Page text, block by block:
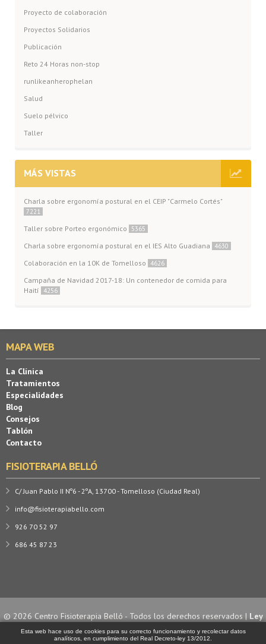
Proyecto de colaboración
Proyectos Solidarios
Publicación
Reto 24 Horas non-stop
runlikeanherophelan
Salud
Suelo pélvico
Taller
MÁS VISTAS
Charla sobre ergonomía postural en el CEIP "Carmelo Cortés"
7221
Taller sobre Porteo ergonómico 5365
Charla sobre ergonomía postural en el IES Alto Guadiana 4630
Colaboración en la 10K de Tomelloso 4626
Campaña de Navidad 2017-18: Un contenedor de comida para
Haití
4256
MAPA WEB
La Clínica
Tratamientos
Especialidades
Blog
Consejos
Tablón
Contacto
FISIOTERAPIA BELLÓ
C/ Juan Pablo II Nº6 - 2ºA, 13700 - Tomelloso (Ciudad Real)
info@fisioterapiabello.com
926 70 52 97
686 45 87 23
© 2026 Centro Fisioterapia Belló - Todos los derechos reservados | Ley
de Cookies| Diseño y desarrollo por
Esta web hace uso de cookies para su correcto funcionamiento y recolectar datos
analíticos, en cumplimiento del Real Decreto-ley 13/2012.